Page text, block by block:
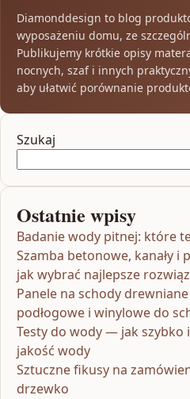
Diamonddesign to blog
wyposażeniu domu, ze
Publikujemy krótkie opisy
nocnych, szaf i innych
aby ułatwić porównanie
Szukaj
Ostatnie wpisy
Badanie wody pitnej: które
Szamba betonowe, kanały
jak wybrać najlepsze
Panele na schody
podłogowe i winylowe do
Testy do wody — jak szybko
jakość wody
Sztuczne fikusy na
drzewko